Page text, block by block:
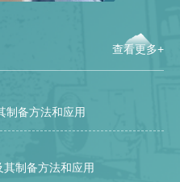
是郭峥
查看更多+
制备方法和应用
制备方法和应用